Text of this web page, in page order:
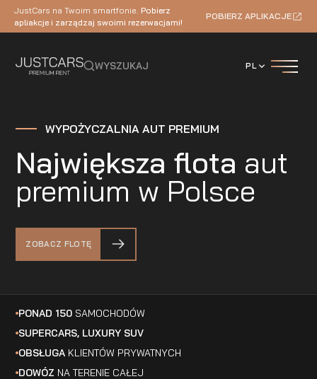
JustCars na Twoim smartfonie. Pobierz
apliakcje i zarządzaj swoimi rezerwacjami!
POBIERZ APLIKACJE
WYSZUKAJ PL
WYPOŻYCZALNIA AUT PREMIUM
Największa flota aut
premium w Polsce
ZOBACZ FLOTĘ
PONAD 150 SAMOCHODÓW
SUPERCARS, LUXURY SUV
OBSŁUGA KLIENTÓW PRYWATNYCH
DOWÓZ NA TERENIE CAŁEJ